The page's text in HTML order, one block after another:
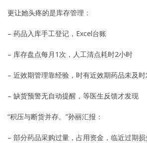
更让她头疼的是库存管理：
– 药品入库手工登记，Excel台账
– 库存盘点每月1次，人工清点耗时2小时
– 近效期管理靠经验，时有近效期药品未及
– 缺货预警无自动提醒，等医生反馈才发现
“积压与断货并存。”孙丽汇报：
– 部分药品采购过量，占用资金，临近过期损